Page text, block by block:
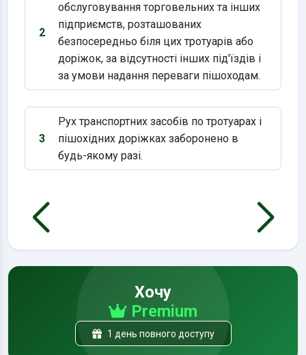
Варіант 2:
2
обслуговування торговельних та інших
підприємств, розташованих
безпосередньо біля цих тротуарів або
доріжок, за відсутності інших під'їздів і
за умови надання переваги пішоходам.
Варіант 3:
3
Рух транспортних засобів по тротуарах і
пішохідних доріжках заборонено в
будь-якому разі.
Хочу
Premium
1 день повного доступу